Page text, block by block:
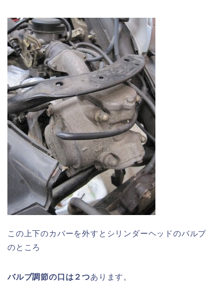
この上下のカバーを外すとシリンダーヘッドのバルブ
のところ
バルブ調節の口は２つあります。